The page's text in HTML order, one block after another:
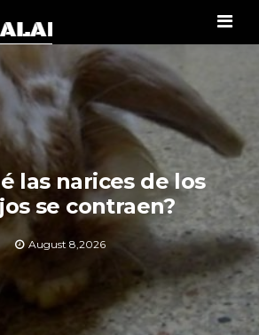
las narices de los
se contraen?
August 8,2026